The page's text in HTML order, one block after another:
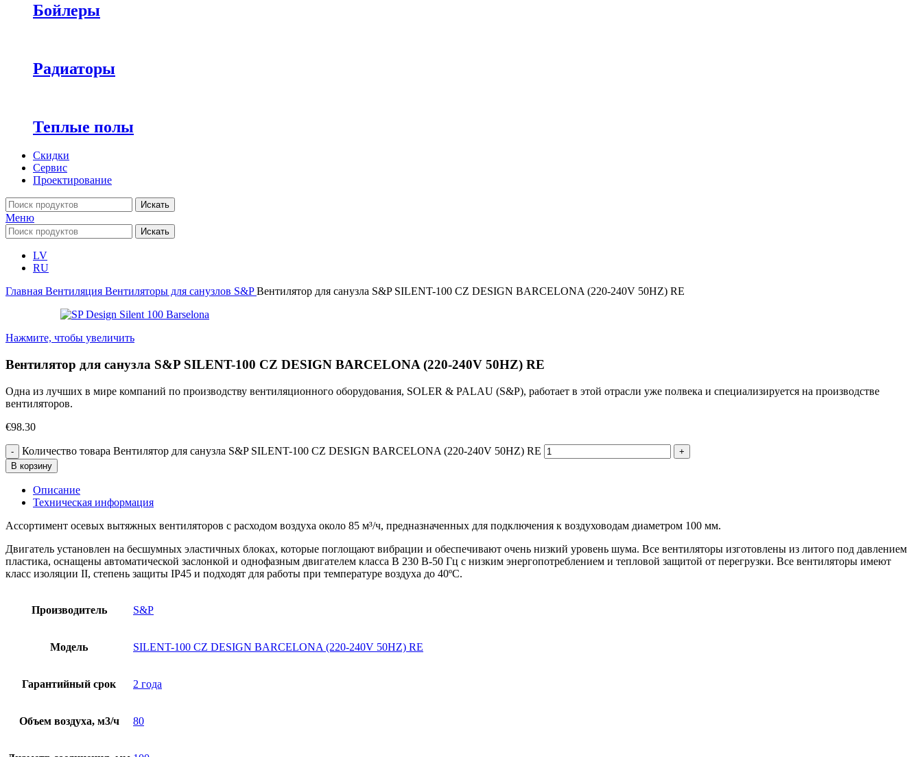
Бойлеры
Радиаторы
Теплые полы
Скидки
Сервис
Проектирование
Искать
Меню
Искать
LV
RU
Главная Вентиляция Вентиляторы для санузлов S&PВентилятор для санузла S&P SILENT-100 CZ DESIGN BARCELONA (220-240V 50HZ) RE
Нажмите, чтобы увеличить
Вентилятор для санузла S&P SILENT-100 CZ DESIGN BARCELONA (220-240V 50HZ) RE
Одна из лучших в мире компаний по производству вентиляционного оборудования, SOLER & PALAU (S&P), работает в этой отрасли уже полвека и специализируется на производстве
вентиляторов.
€98.30
Количество товара Вентилятор для санузла S&P SILENT-100 CZ DESIGN BARCELONA (220-240V 50HZ) RE
В корзину
Описание
Техническая информация
Ассортимент осевых вытяжных вентиляторов с расходом воздуха около 85 м³/ч, предназначенных для подключения к воздуховодам диаметром 100 мм.
Двигатель установлен на бесшумных эластичных блоках, которые поглощают вибрации и обеспечивают очень низкий уровень шума. Все вентиляторы изготовлены из литого под давлением
пластика, оснащены автоматической заслонкой и однофазным двигателем класса B 230 В-50 Гц с низким энергопотреблением и тепловой защитой от перегрузки. Все вентиляторы имеют
класс изоляции II, степень защиты IP45 и подходят для работы при температуре воздуха до 40ºC.
Производитель S&P
Модель SILENT-100 CZ DESIGN BARCELONA (220-240V 50HZ) RE
Гарантийный срок 2 года
Объем воздуха, м3/ч 80